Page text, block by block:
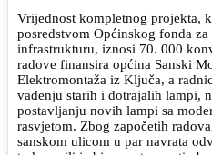
Vrijednost kompletnog projekta,
posredstvom Općinskog fonda
infrastrukturu, iznosi 70. 000
radove finansira općina Sanski
Elektromontaža iz Ključa, a
vađenju starih i dotrajalih lampi,
postavljanju novih lampi sa
rasvjetom. Zbog započetih
sanskom ulicom u par navrata